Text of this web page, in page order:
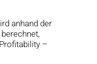
anhand der
–